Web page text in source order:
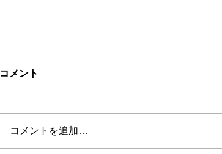
お盆休みについて
コメント
コメントを追加…